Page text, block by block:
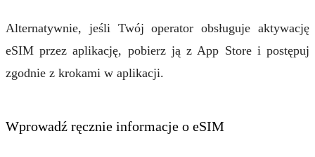
Alternatywnie, jeśli Twój operator obsługuje aktywację
eSIM przez aplikację, pobierz ją z App Store i postępuj
zgodnie z krokami w aplikacji.
Wprowadź ręcznie informacje o eSIM